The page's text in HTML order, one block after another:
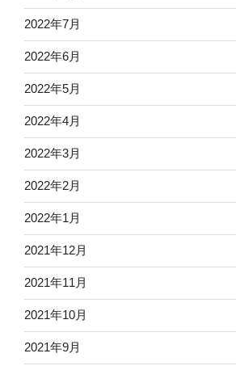
2022年7月
2022年6月
2022年5月
2022年4月
2022年3月
2022年2月
2022年1月
2021年12月
2021年11月
2021年10月
2021年9月